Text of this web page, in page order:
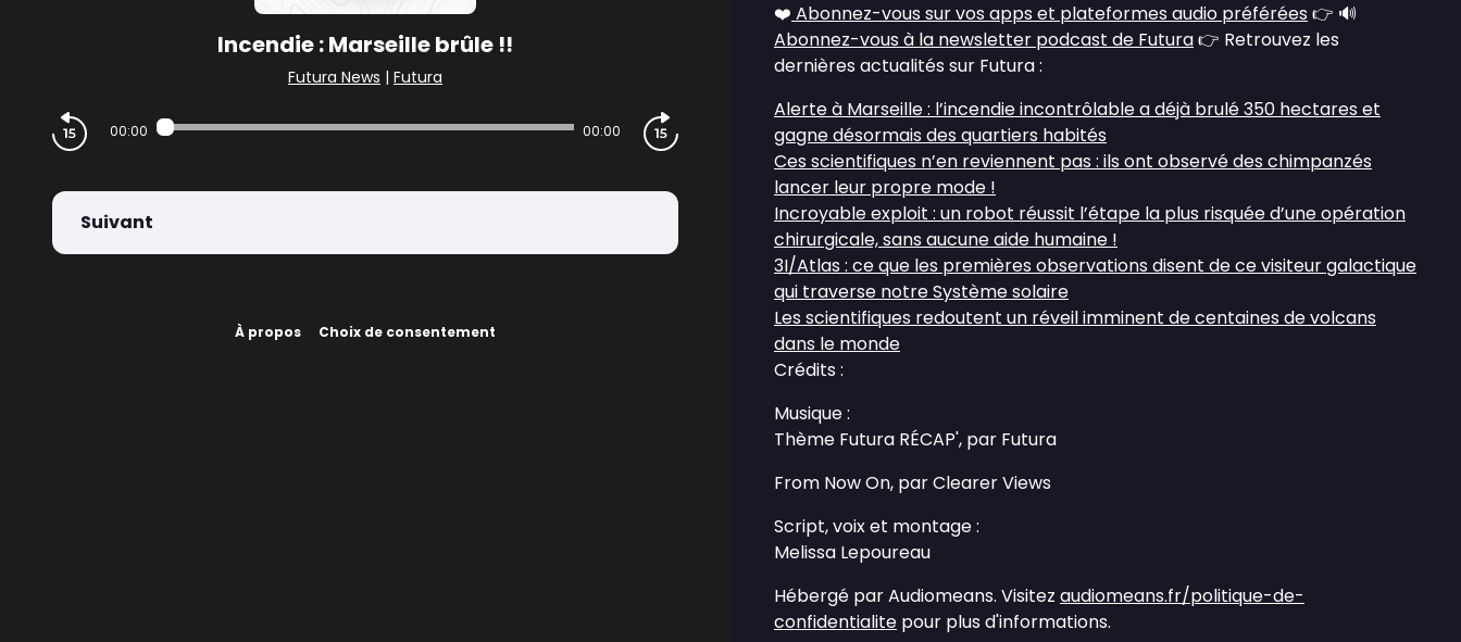
Incendie : Marseille brûle !!
Futura News | Futura
00:00 00:00
Suivant
À propos Choix de consentement
❤️ Abonnez-vous sur vos apps et plateformes audio préférées 👉 🔊
Abonnez-vous à la newsletter podcast de Futura👉 Retrouvez les
dernières actualités sur Futura :
Alerte à Marseille : l’incendie incontrôlable a déjà brulé 350 hectares et
gagne désormais des quartiers habités
Ces scientifiques n’en reviennent pas : ils ont observé des chimpanzés
lancer leur propre mode !
Incroyable exploit : un robot réussit l’étape la plus risquée d’une opération
chirurgicale, sans aucune aide humaine !
3I/Atlas : ce que les premières observations disent de ce visiteur galactique
qui traverse notre Système solaire
Les scientifiques redoutent un réveil imminent de centaines de volcans
dans le monde
Crédits :
Musique :
Thème Futura RÉCAP', par Futura
From Now On, par Clearer Views
Script, voix et montage :
Melissa Lepoureau
Hébergé par Audiomeans. Visitez audiomeans.fr/politique-de-
confidentialite pour plus d'informations.